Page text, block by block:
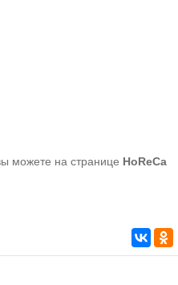
можете на странице HoReCa